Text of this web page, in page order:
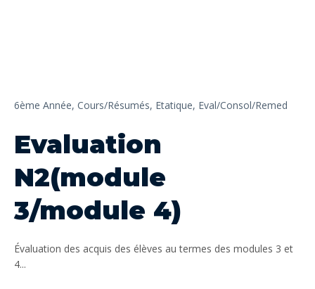
6ème Année, Cours/Résumés, Etatique, Eval/Consol/Remed
Evaluation
N2(module
3/module 4)
Évaluation des acquis des élèves au termes des modules 3 et
4...